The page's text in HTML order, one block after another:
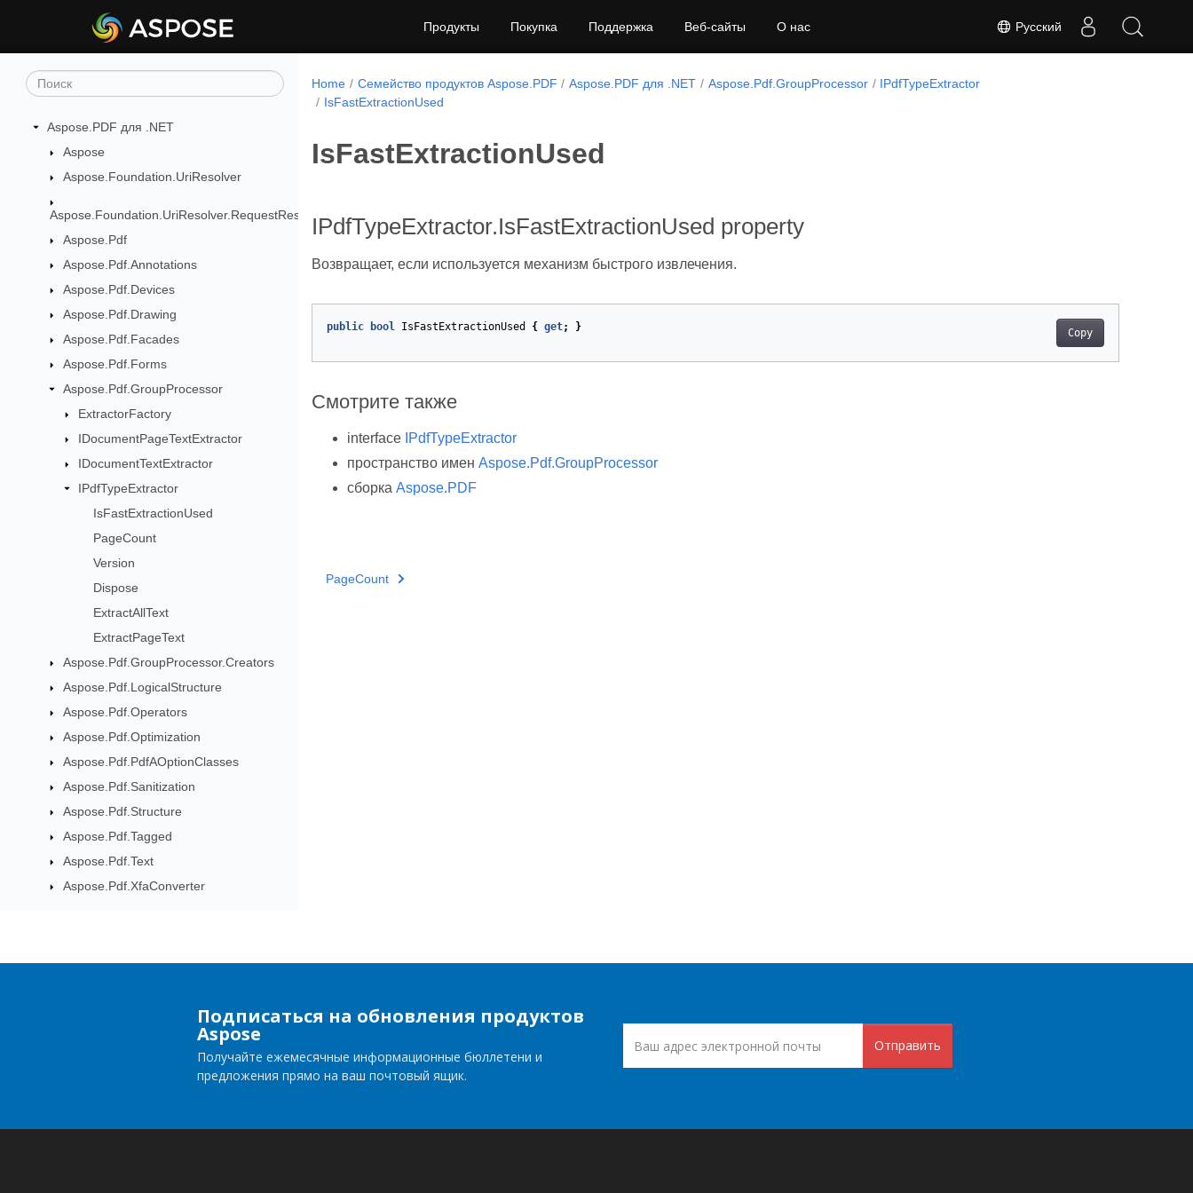
Русский
Продукты Покупка Поддержка Веб-сайты О нас
Aspose.PDF для .NET
Aspose
Aspose.Foundation.UriResolver
Aspose.Foundation.UriResolver.RequestResponses
Aspose.Pdf
Aspose.Pdf.Annotations
Aspose.Pdf.Devices
Aspose.Pdf.Drawing
Aspose.Pdf.Facades
Aspose.Pdf.Forms
Aspose.Pdf.GroupProcessor
ExtractorFactory
IDocumentPageTextExtractor
IDocumentTextExtractor
IPdfTypeExtractor
IsFastExtractionUsed
PageCount
Version
Dispose
ExtractAllText
ExtractPageText
Aspose.Pdf.GroupProcessor.Creators
Aspose.Pdf.LogicalStructure
Aspose.Pdf.Operators
Aspose.Pdf.Optimization
Aspose.Pdf.PdfAOptionClasses
Aspose.Pdf.Sanitization
Aspose.Pdf.Structure
Aspose.Pdf.Tagged
Aspose.Pdf.Text
Aspose.Pdf.XfaConverter
Home Семейство продуктов Aspose.PDF Aspose.PDF для .NET Aspose.Pdf.GroupProcessor
IPdfTypeExtractor
IsFastExtractionUsed
IsFastExtractionUsed
IPdfTypeExtractor.IsFastExtractionUsed property
Возвращает, если используется механизм быстрого извлечения.
Copy
public bool IsFastExtractionUsed { get; }
Смотрите также
interface IPdfTypeExtractor
пространство имен Aspose.Pdf.GroupProcessor
сборка Aspose.PDF
PageCount
Подписаться на обновления продуктов
Aspose
Получайте ежемесячные информационные бюллетени и
предложения прямо на ваш почтовый ящик.
Отправить